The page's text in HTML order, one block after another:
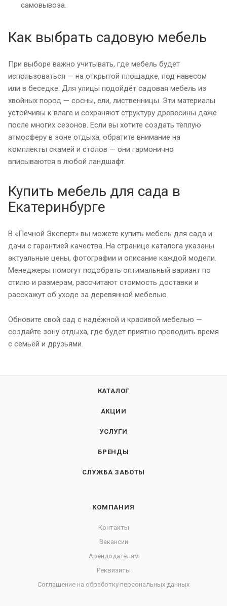
самовывоза.
Как выбрать садовую мебель
При выборе важно учитывать, где мебель будет
использоваться — на открытой площадке, под навесом
или в беседке. Для улицы подойдёт садовая мебель из
хвойных пород — сосны, ели, лиственницы. Эти материалы
устойчивы к влаге и сохраняют структуру древесины даже
после многих сезонов. Если вы хотите создать тёплую
атмосферу в зоне отдыха, обратите внимание на
комплекты скамей и столов — они гармонично
вписываются в любой ландшафт.
Купить мебель для сада в
Екатеринбурге
В «Печной Эксперт» вы можете купить мебель для сада и
дачи с гарантией качества. На странице каталога указаны
актуальные цены, фотографии и описание каждой модели.
Менеджеры помогут подобрать оптимальный вариант по
стилю и размерам, рассчитают стоимость доставки и
расскажут об уходе за деревянной мебелью.
Обновите свой сад с надёжной и красивой мебелью —
создайте зону отдыха, где будет приятно проводить время
с семьёй и друзьями.
КАТАЛОГ
АКЦИИ
УСЛУГИ
БРЕНДЫ
СЛУЖБА ЗАБОТЫ
КОМПАНИЯ
Контакты
Вакансии
Арендодателям
Реквизиты
Соглашение на обработку персональных данных